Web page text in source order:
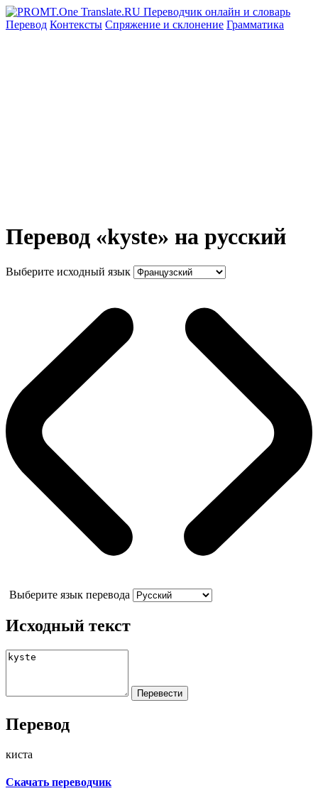
Перевод Контексты Спряжение и склонение Грамматика
Перевод «kyste» на русский
Выберите исходный язык
Выберите язык перевода
Исходный текст
Перевод
киста
Скачать переводчик